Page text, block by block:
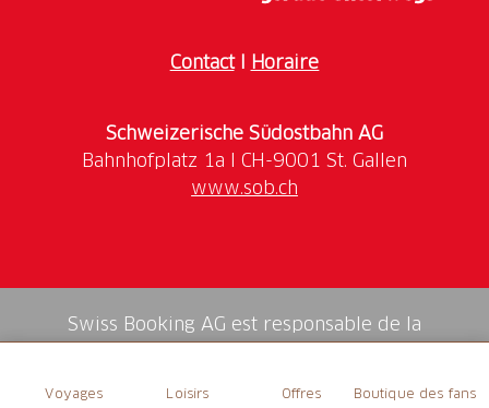
Voyages Loisirs Offres Boutique des fans
ContactI Horaire
Schweizerische Südostbahn AG
www.sob.ch
Swiss Booking AG est responsable de la